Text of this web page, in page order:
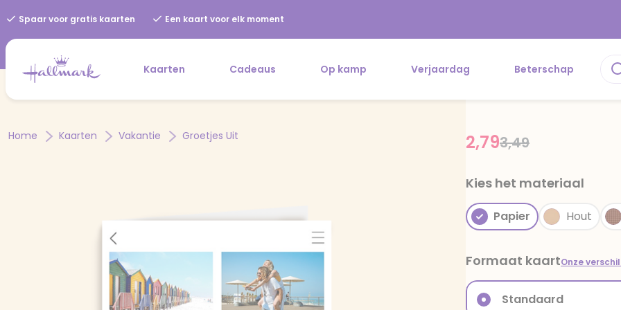
Spaar voor gratis kaarten Een kaart voor elk moment
Kaarten Cadeaus Op kamp Verjaardag Beterschap
Home Kaarten Vakantie Groetjes Uit Price reduced
3,49to
2,79
Kies het materiaal
Papier Hout
Formaat kaartOnze
Standaard